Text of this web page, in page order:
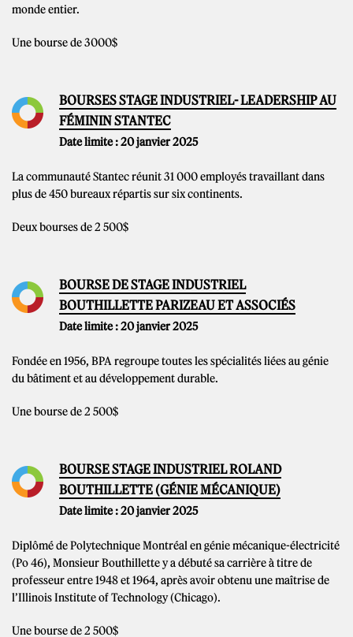
monde entier.
Une bourse de 3000$
BOURSES STAGE INDUSTRIEL- LEADERSHIP AU
FÉMININ STANTEC
Date limite : 20 janvier 2025
La communauté Stantec réunit 31 000 employés travaillant dans
plus de 450 bureaux répartis sur six continents.
Deux bourses de 2 500$
BOURSE DE STAGE INDUSTRIEL
BOUTHILLETTE PARIZEAU ET ASSOCIÉS
Date limite : 20 janvier 2025
Fondée en 1956, BPA regroupe toutes les spécialités liées au génie
du bâtiment et au développement durable.
Une bourse de 2 500$
BOURSE STAGE INDUSTRIEL ROLAND
BOUTHILLETTE (GÉNIE MÉCANIQUE)
Date limite : 20 janvier 2025
Diplômé de Polytechnique Montréal en génie mécanique-électricité
(Po 46), Monsieur Bouthillette y a débuté sa carrière à titre de
professeur entre 1948 et 1964, après avoir obtenu une maîtrise de
l’Illinois Institute of Technology (Chicago).
Une bourse de 2 500$